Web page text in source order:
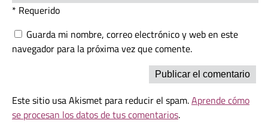
* Requerido
Guarda mi nombre, correo electrónico y web en este
navegador para la próxima vez que comente.
Este sitio usa Akismet para reducir el spam.Aprende cómo
se procesan los datos de tus comentarios.